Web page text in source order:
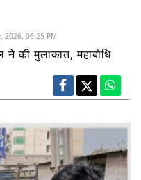
2026, 06:25 PM
की मुलाकात, महाबोधि